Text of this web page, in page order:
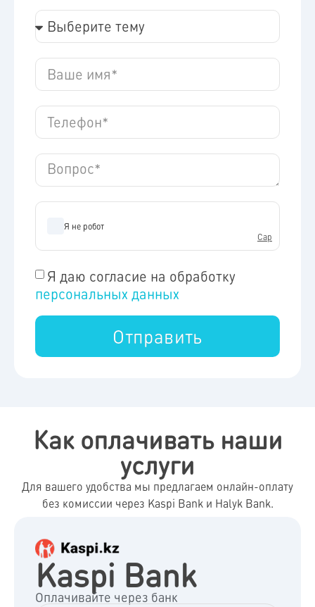
Я даю согласие на обработку
персональных данных
Отправить
Как оплачивать наши
услуги
Для вашего удобства мы предлагаем онлайн-оплату
без комиссии через Kaspi Bank и Halyk Bank.
Kaspi Bank
Оплачивайте через банк